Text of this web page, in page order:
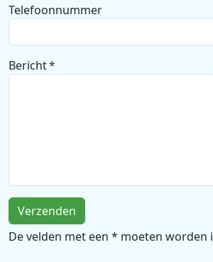
Telefoonnummer
Bericht
De velden met een * moeten worden